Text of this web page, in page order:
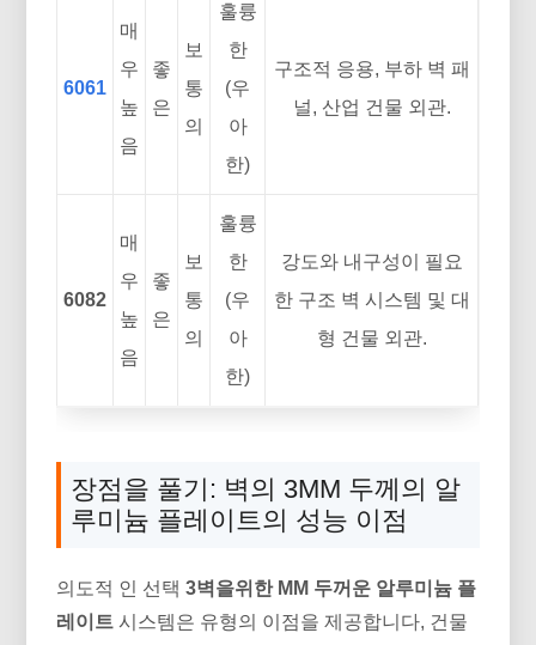
6061
매
우
높
음
좋
은
보
통
의
훌륭
한
(우
아
한)
구조적 응용, 부하 벽 패
널, 산업 건물 외관.
6082
매
우
높
음
좋
은
보
통
의
훌륭
한
(우
아
한)
강도와 내구성이 필요
한 구조 벽 시스템 및 대
형 건물 외관.
장점을 풀기: 벽의 3MM 두께의 알
루미늄 플레이트의 성능 이점
의도적 인 선택3벽을위한 MM 두꺼운 알루미늄 플
레이트 시스템은 유형의 이점을 제공합니다, 건물